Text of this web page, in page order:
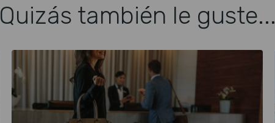
Quizás también le guste...